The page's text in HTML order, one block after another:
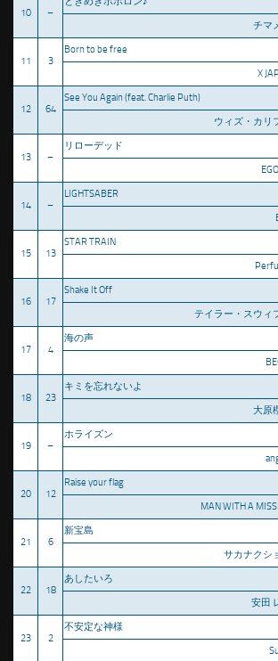
10 –
チマ
11 3
Born to be free
X
12 64
See You Again (feat. Charlie Puth)
ウィズ・カリ
13 –
リローデッド
14 –
LIGHTSABER
15 13
STAR TRAIN
16 17
Shake It Off
テイラー・スウィ
17 4
海の声
18 23
キミを忘れないよ
大原
19 –
ホライズン
20 12
Raise your flag
MAN WITH A
21 6
新宝島
サカナクシ
22 18
あしたいろ
安田
23 2
不安定な神様